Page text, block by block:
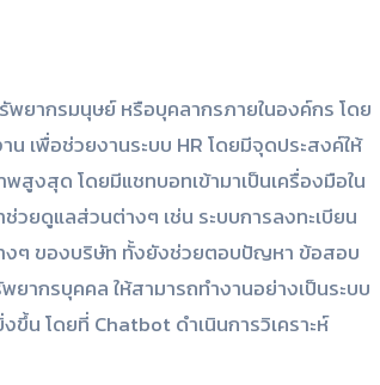
เพื่อช่วยงานระบบ HR โดยมีจุดประสงค์ให้
งสุด โดยมีแชทบอทเข้ามาเป็นเครื่องมือใน
วยดูแลส่วนต่างๆ เช่น ระบบการลงทะเบียน
งๆ ของบริษัท ทั้งยังช่วยตอบปัญหา ข้อสอบ
ากรบุคคล ให้สามารถทำงานอย่างเป็นระบบ
น โดยที่ Chatbot ดำเนินการวิเคราะห์